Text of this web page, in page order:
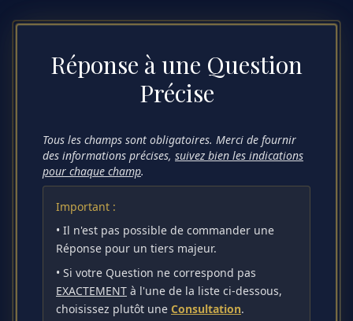
Réponse à une Question
Précise
Tous les champs sont obligatoires. Merci de fournir
des informations précises, suivez bien les indications
pour chaque champ.
Important :
• Il n'est pas possible de commander une
Réponse pour un tiers majeur.
• Si votre Question ne correspond pas
EXACTEMENT à l'une de la liste ci-dessous,
choisissez plutôt une Consultation.